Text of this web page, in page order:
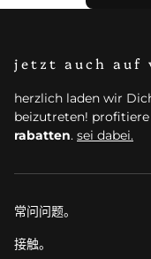
jetzt auch auf
herzlich laden wir
beizutreten!
rabatten. sei dabei.
常问问题。
接触。